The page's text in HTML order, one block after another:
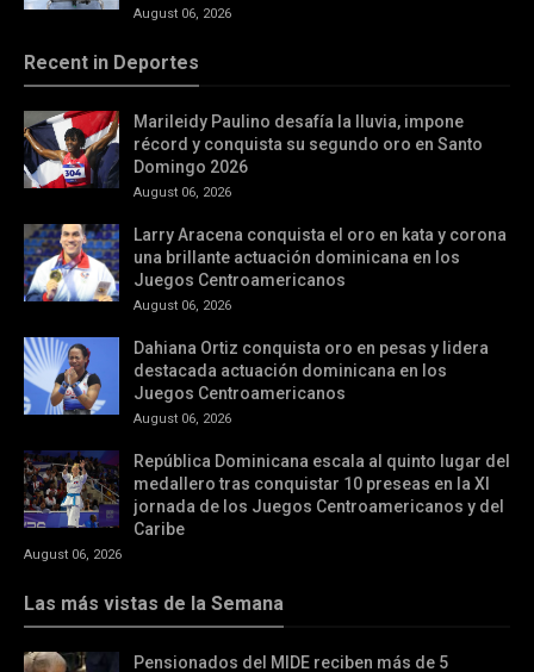
August 06, 2026
Recent in Deportes
Marileidy Paulino desafía la lluvia, impone
récord y conquista su segundo oro en Santo
Domingo 2026
August 06, 2026
Larry Aracena conquista el oro en kata y corona
una brillante actuación dominicana en los
Juegos Centroamericanos
August 06, 2026
Dahiana Ortiz conquista oro en pesas y lidera
destacada actuación dominicana en los
Juegos Centroamericanos
August 06, 2026
República Dominicana escala al quinto lugar del
medallero tras conquistar 10 preseas en la XI
jornada de los Juegos Centroamericanos y del
Caribe
August 06, 2026
Las más vistas de la Semana
Pensionados del MIDE reciben más de 5